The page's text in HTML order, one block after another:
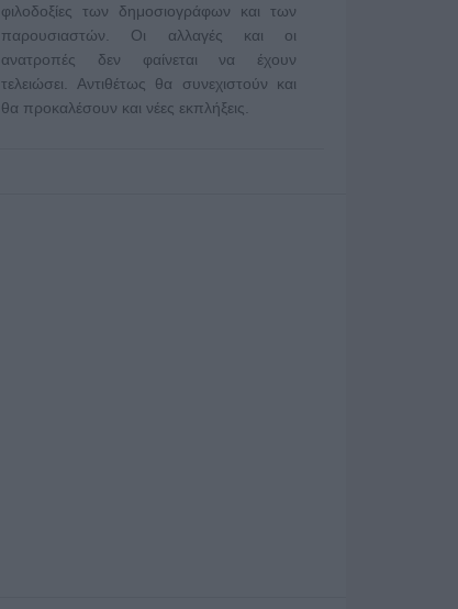
φιλοδοξίες των δημοσιογράφων και των
παρουσιαστών. Οι αλλαγές και οι
ανατροπές δεν φαίνεται να έχουν
τελειώσει. Αντιθέτως θα συνεχιστούν και
θα προκαλέσουν και νέες εκπλήξεις.